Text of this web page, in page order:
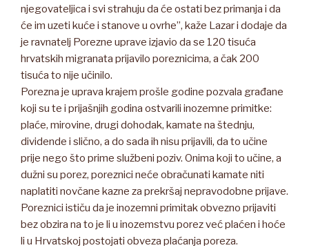
njegovateljica i svi strahuju da će ostati bez primanja i da
će im uzeti kuće i stanove u ovrhe”, kaže Lazar i dodaje da
je ravnatelj Porezne uprave izjavio da se 120 tisuća
hrvatskih migranata prijavilo poreznicima, a čak 200
tisuća to nije učinilo.
Porezna je uprava krajem prošle godine pozvala građane
koji su te i prijašnjih godina ostvarili inozemne primitke:
plaće, mirovine, drugi dohodak, kamate na štednju,
dividende i slično, a do sada ih nisu prijavili, da to učine
prije nego što prime službeni poziv. Onima koji to učine, a
dužni su porez, poreznici neće obračunati kamate niti
naplatiti novčane kazne za prekršaj nepravodobne prijave.
Poreznici ističu da je inozemni primitak obvezno prijaviti
bez obzira na to je li u inozemstvu porez već plaćen i hoće
li u Hrvatskoj postojati obveza plaćanja poreza.